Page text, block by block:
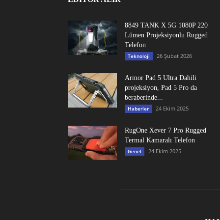
8849 TANK X 5G 1080P 220
Lümen Projeksiyonlu Rugged
Telefon
Teknoloji 26 Şubat 2026
Armor Pad 5 Ultra Dahili
projeksiyon, Pad 5 Pro da
beraberinde...
Haberler 24 Ekim 2025
RugOne Xever 7 Pro Rugged
Termal Kamaralı Telefon
Genel 24 Ekim 2025